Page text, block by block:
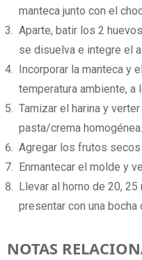
manteca junto con el
Aparte, batir los 2
se disuelva e integre el
Incorporar la manteca y
temperatura ambiente, a
Tamizar el harina y
pasta/crema homogénea.
Agregar los frutos
Enmantecar el molde y
Llevar al horno de 20,
presentar con una bocha
NOTAS